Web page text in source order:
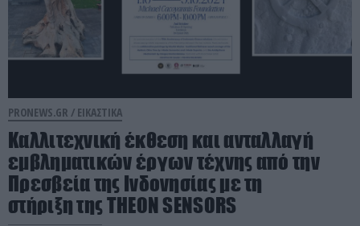
PRONEWS.GR / ΕΙΚΑΣΤΙΚΑ
Καλλιτεχνική έκθεση και ανταλλαγή
εμβληματικών έργων τέχνης από την
Πρεσβεία της Ινδονησίας με τη
στήριξη της THEON SENSORS